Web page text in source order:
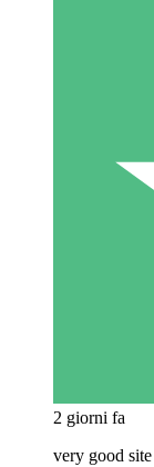
2 giorni fa
very good site